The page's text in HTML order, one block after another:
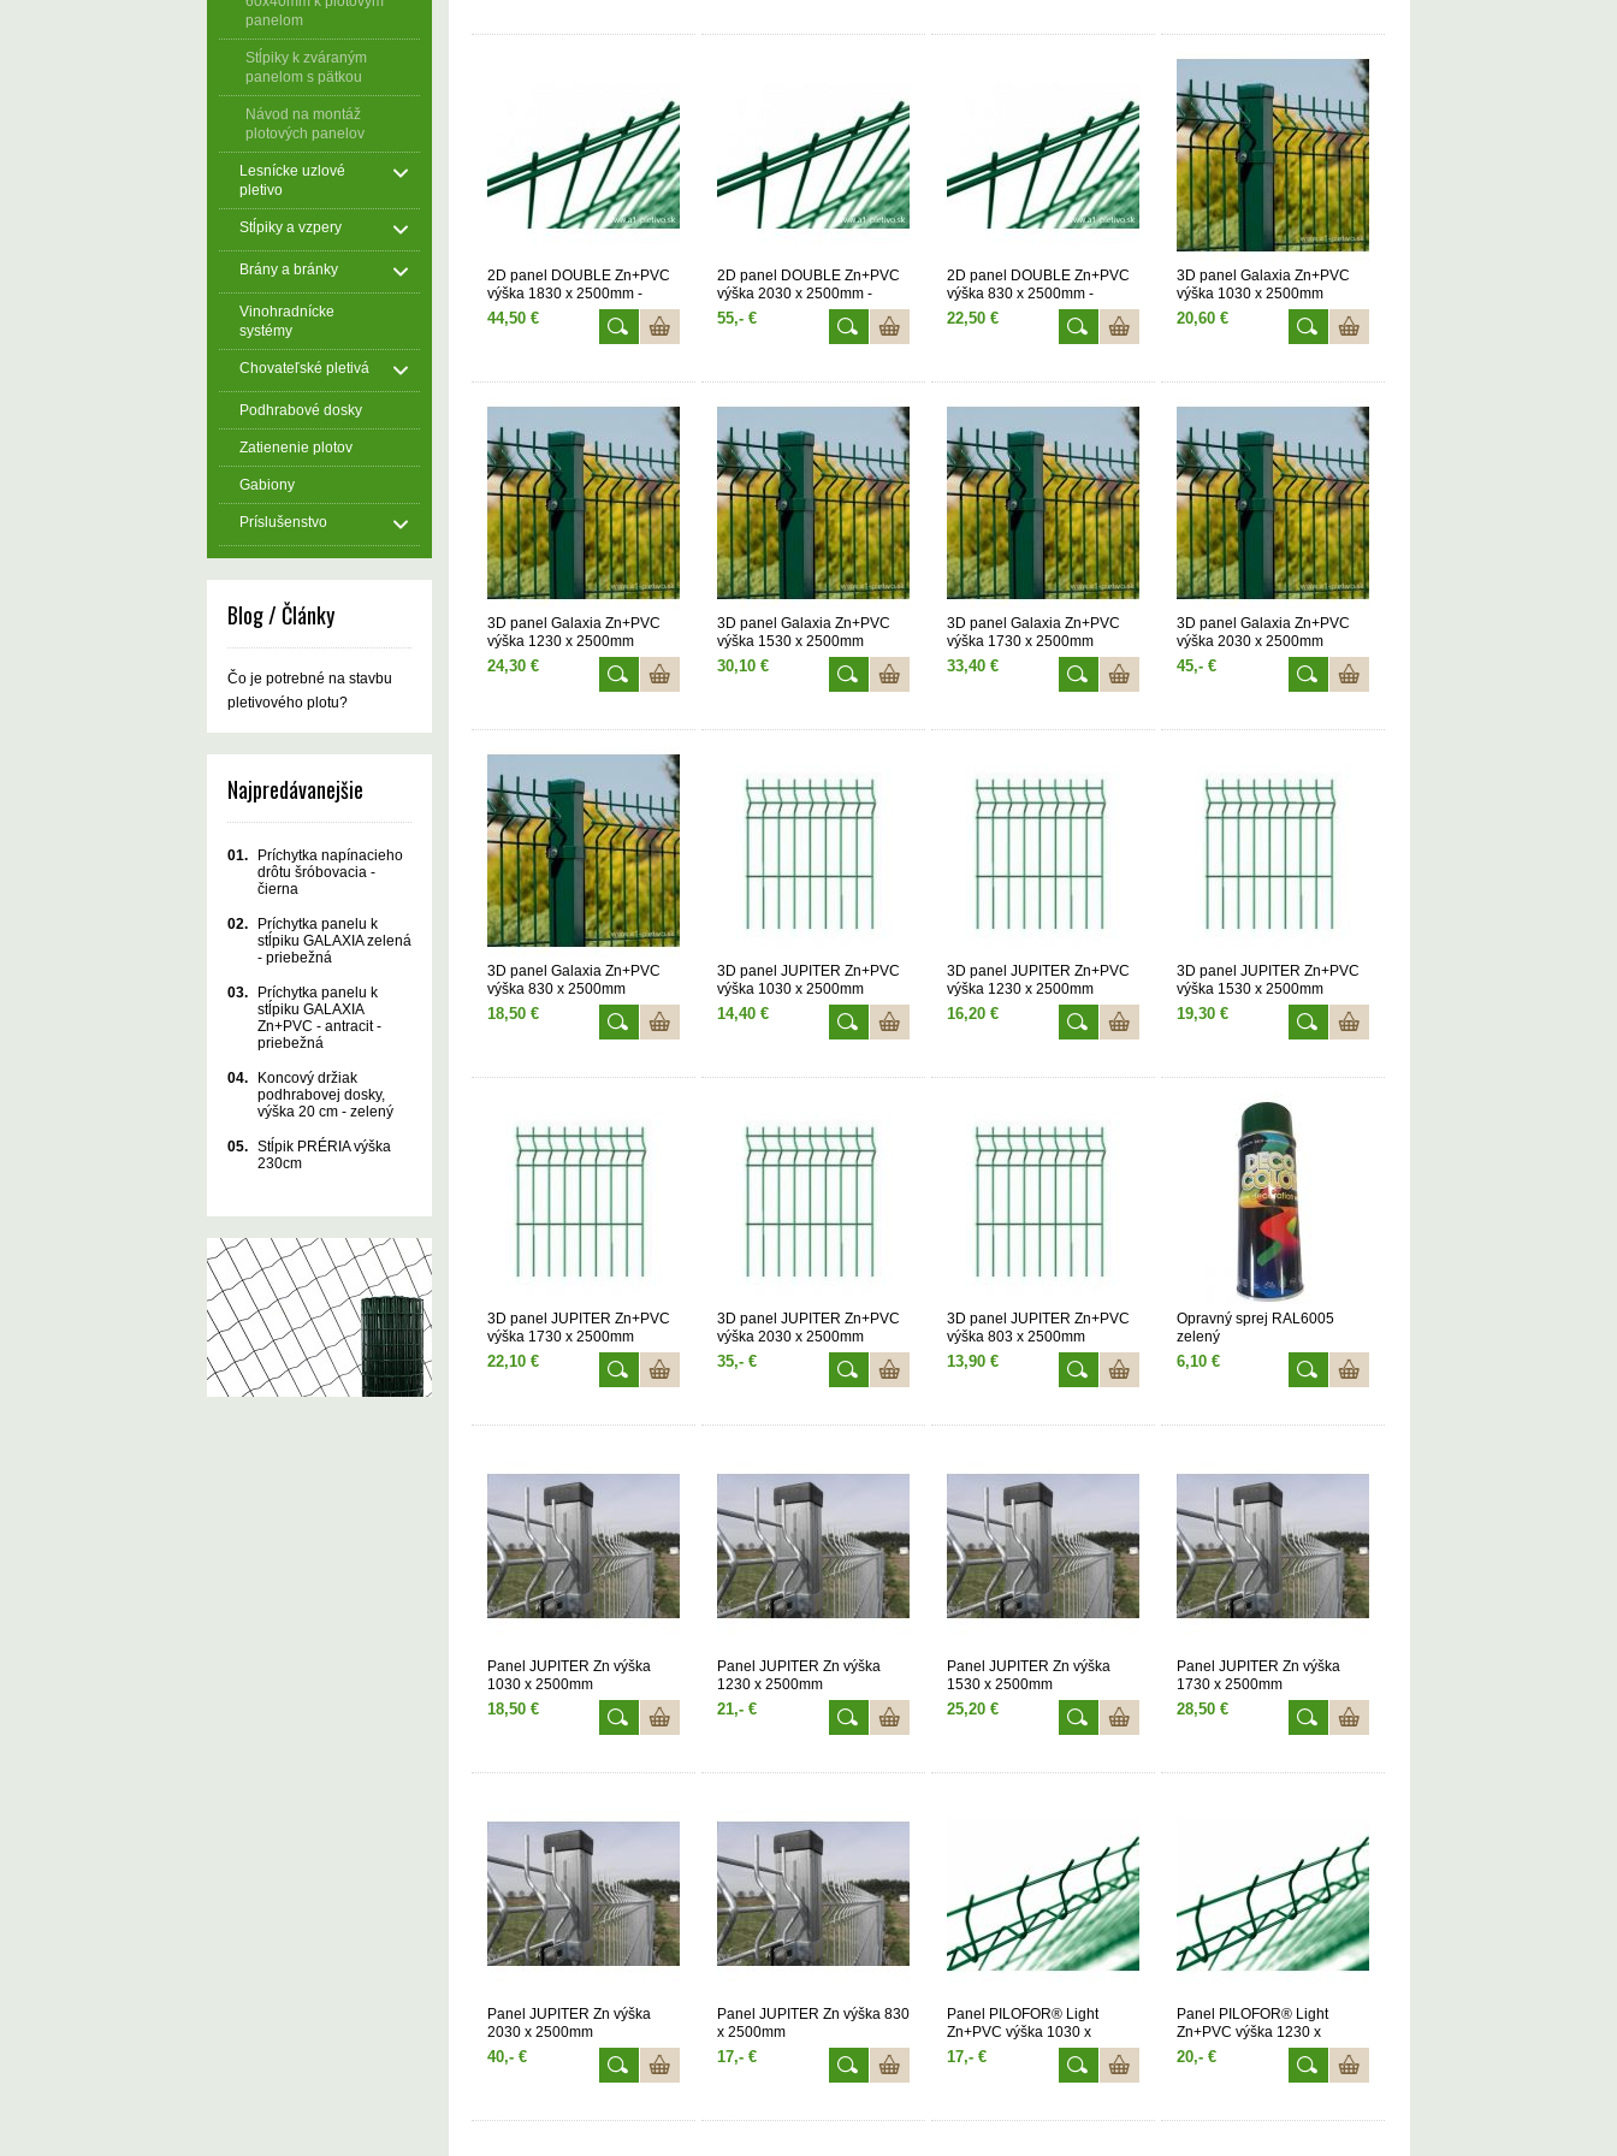
panelom
Stĺpiky k zváraným
panelom s pätkou
Návod na montáž
plotových panelov
Lesnícke uzlové
pletivo
Stĺpiky a vzpery
Brány a bránky
Vinohradnícke
systémy
Chovateľské pletivá
Podhrabové dosky
Zatienenie plotov
Gabiony
Príslušenstvo
Blog / Články
Čo je potrebné na stavbu
pletivového plotu?
Najpredávanejšie
01.
Príchytka napínacieho
drôtu šróbovacia -
čierna
02.
Príchytka panelu k
stĺpiku GALAXIA zelená
- priebežná
03.
Príchytka panelu k
stĺpiku GALAXIA
Zn+PVC - antracit -
priebežná
04.
Koncový držiak
podhrabovej dosky,
výška 20 cm - zelený
05. Stĺpik PRÉRIA výška
230cm
2D panel DOUBLE Zn+PVC
výška 1830 x 2500mm -
zelený
44,50 €
2D panel DOUBLE Zn+PVC
výška 2030 x 2500mm -
zelený
55,- €
2D panel DOUBLE Zn+PVC
výška 830 x 2500mm -
zelený
22,50 €
3D panel Galaxia Zn+PVC
výška 1030 x 2500mm
20,60 €
3D panel Galaxia Zn+PVC
výška 1230 x 2500mm
24,30 €
3D panel Galaxia Zn+PVC
výška 1530 x 2500mm
30,10 €
3D panel Galaxia Zn+PVC
výška 1730 x 2500mm
33,40 €
3D panel Galaxia Zn+PVC
výška 2030 x 2500mm
45,- €
3D panel Galaxia Zn+PVC
výška 830 x 2500mm
18,50 €
3D panel JUPITER Zn+PVC
výška 1030 x 2500mm
14,40 €
3D panel JUPITER Zn+PVC
výška 1230 x 2500mm
16,20 €
3D panel JUPITER Zn+PVC
výška 1530 x 2500mm
19,30 €
3D panel JUPITER Zn+PVC
výška 1730 x 2500mm
22,10 €
3D panel JUPITER Zn+PVC
výška 2030 x 2500mm
35,- €
3D panel JUPITER Zn+PVC
výška 803 x 2500mm
13,90 €
Opravný sprej RAL6005
zelený
6,10 €
Panel JUPITER Zn výška
1030 x 2500mm
18,50 €
Panel JUPITER Zn výška
1230 x 2500mm
21,- €
Panel JUPITER Zn výška
1530 x 2500mm
25,20 €
Panel JUPITER Zn výška
1730 x 2500mm
28,50 €
Panel JUPITER Zn výška
2030 x 2500mm
40,- €
Panel JUPITER Zn výška 830
x 2500mm
17,- €
Panel PILOFOR® Light
Zn+PVC výška 1030 x
2500mm
17,- €
Panel PILOFOR® Light
Zn+PVC výška 1230 x
2500mm
20,- €